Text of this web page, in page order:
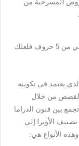
المسرحية من
بعدما تعرفت على حل لغز فن مسرحي غنائي من 5 حروف فلعلك
يعتمد في تكوينه
من خلال
بين فنون الدراما
الأوبرا إلى
الأنواع هي: